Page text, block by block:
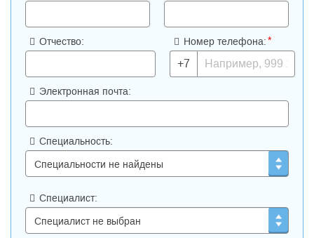
Отчество: Номер телефона:*
+7
Электронная почта:
Специальность:
Специалист: